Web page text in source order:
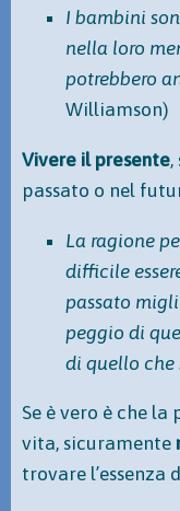
I bambini
nella loro
potrebbero
Williamson)
Vivere il presente
passato o nel
La ragione
difficile
passato
peggio di
di quello che
Se è vero è che
vita, sicuramente
trovare l’essenza